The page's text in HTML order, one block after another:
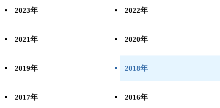
2023年 2022年
2021年 2020年
2019年 2018年
2017年 2016年